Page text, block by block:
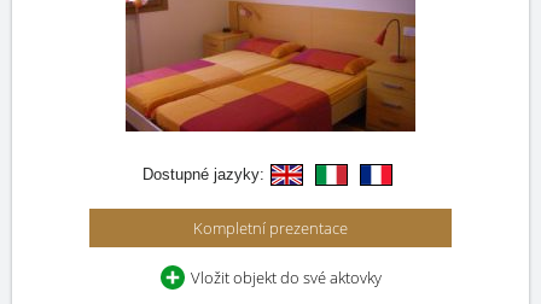
Dostupné jazyky:
Kompletní prezentace
Vložit objekt do své aktovky